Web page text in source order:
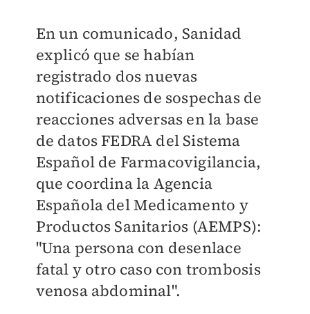
En un comunicado, Sanidad
explicó que se habían
registrado dos nuevas
notificaciones de sospechas de
reacciones adversas en la base
de datos FEDRA del Sistema
Español de Farmacovigilancia,
que coordina la Agencia
Española del Medicamento y
Productos Sanitarios (AEMPS):
"Una persona con desenlace
fatal y otro caso con trombosis
venosa abdominal".